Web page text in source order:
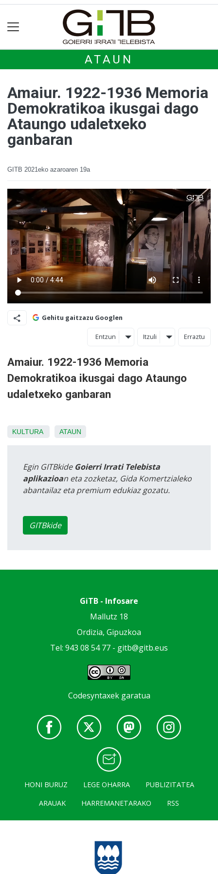
ATAUN
Amaiur. 1922-1936 Memoria
Demokratikoa ikusgai dago
Ataungo udaletxeko
ganbaran
GITB 2021eko azaroaren 19a
Gehitu gaitzazu Googlen
Entzun Itzuli Erraztu
Amaiur. 1922-1936 Memoria
Demokratikoa ikusgai dago Ataungo
udaletxeko ganbaran
KULTURA ATAUN
Egin GITBkide Goierri Irrati Telebista
aplikazioan eta zozketaz, Gida Komertzialeko
abantailaz eta premium edukiaz gozatu.
GITBkide
GiTB - Infosare
Mallutz 18
Ordizia, Gipuzkoa
Tel: 943 08 54 77 - gitb@gitb.eus
Codesyntaxek garatua
HONI BURUZ LEGE OHARRA
PUBLIZITATEA
ARAUAK
HARREMANETARAKO RSS